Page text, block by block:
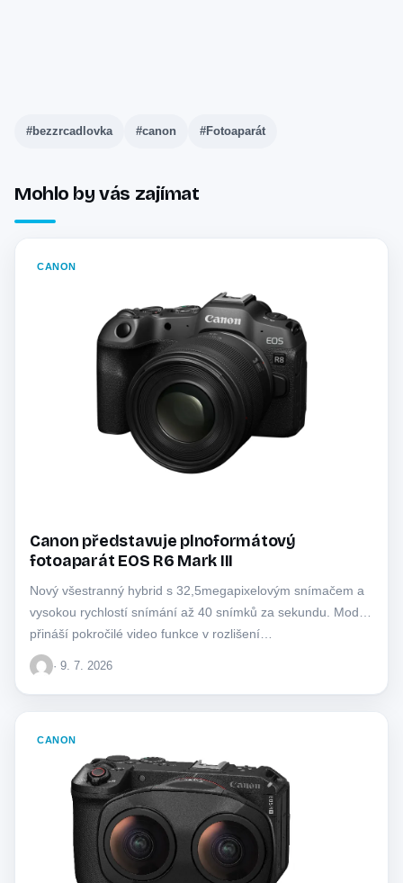
#bezzrcadlovka #canon #Fotoaparát
Mohlo by vás zajímat
CANON
Canon představuje plnoformátový
fotoaparát EOS R6 Mark III
Nový všestranný hybrid s 32,5megapixelovým snímačem a
vysokou rychlostí snímání až 40 snímků za sekundu. Model
přináší pokročilé video funkce v rozlišení…
· 9. 7. 2026
CANON